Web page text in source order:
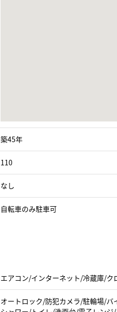
築45年
110
なし
自転車のみ駐車可
エアコン/インターネット/冷蔵庫/
オートロック/防犯カメラ/駐輪場/